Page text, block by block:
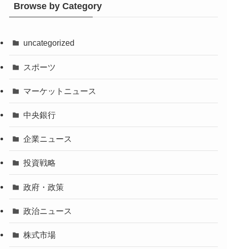
Browse by Category
uncategorized
スポーツ
マーケットニュース
中央銀行
企業ニュース
投資戦略
政府・政策
政治ニュース
株式市場